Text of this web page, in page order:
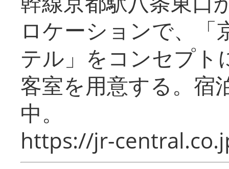
ロケーションで、「
テル」をコンセプト
客室を用意する。宿
中。
https://jr-